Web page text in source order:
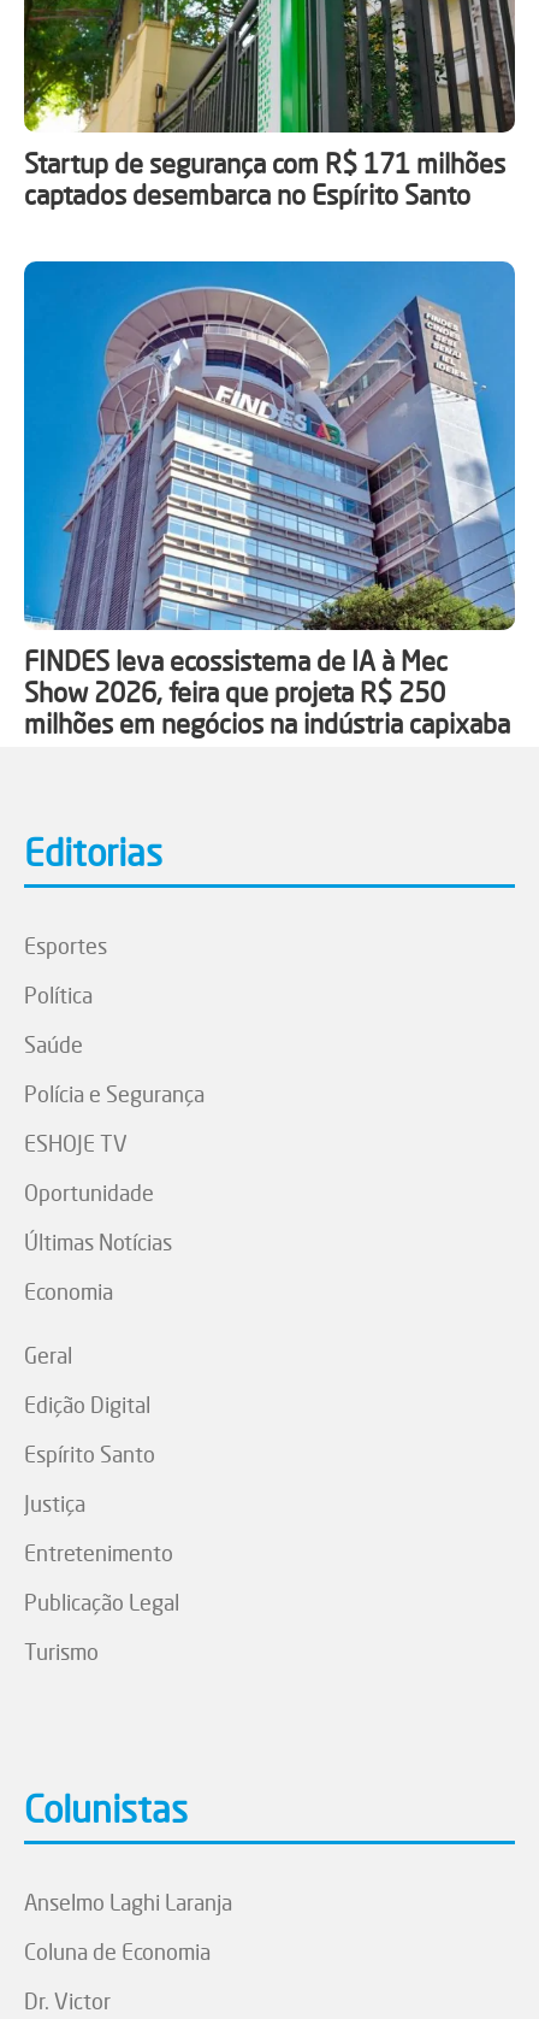
Startup de segurança com R$ 171 milhões
captados desembarca no Espírito Santo
FINDES leva ecossistema de IA à Mec
Show 2026, feira que projeta R$ 250
milhões em negócios na indústria capixaba
Editorias
Esportes
Política
Saúde
Polícia e Segurança
ESHOJE TV
Oportunidade
Últimas Notícias
Economia
Geral
Edição Digital
Espírito Santo
Justiça
Entretenimento
Publicação Legal
Turismo
Colunistas
Anselmo Laghi Laranja
Coluna de Economia
Dr. Victor